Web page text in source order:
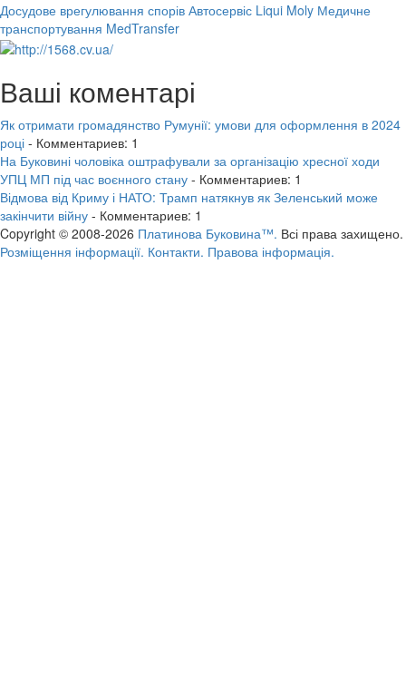
Досудове врегулювання спорів Автосервіс Liqui Moly Медичне
транспортування MedTransfer
Ваші коментарі
Як отримати громадянство Румунії: умови для оформлення в 2024
році - Комментариев: 1
На Буковині чоловіка оштрафували за організацію хресної ходи
УПЦ МП під час воєнного стану - Комментариев: 1
Відмова від Криму і НАТО: Трамп натякнув як Зеленський може
закінчити війну - Комментариев: 1
Copyright © 2008-2026 Платинова Буковина™. Всі права захищено.
Розміщення інформації. Контакти. Правова інформація.